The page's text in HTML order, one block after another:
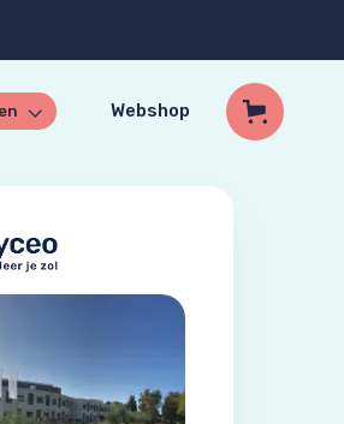
Webshop